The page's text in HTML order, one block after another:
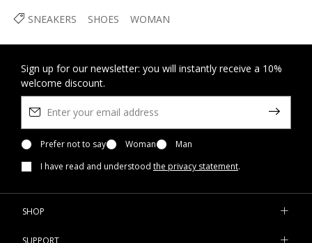
SNEAKERS SHOES WOMAN
Sign up for our newsletter: you will instantly receive a 10%
welcome discount.
Prefer not to say Woman
Man
I have read and understood the privacy statement.
SHOP
SUPPORT